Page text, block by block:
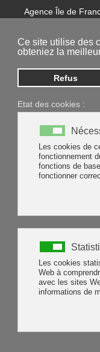
Ce site utilise des
obteniez la
Refus
Etat des cookies :
Les cookies de
fonctionnement
fonctions de
fonctionner
Les cookies
Web à
avec les sites
informations de
Agence Île de